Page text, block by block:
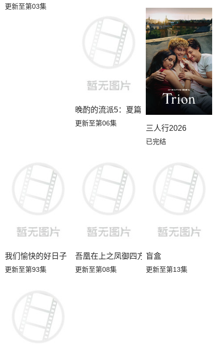
更新至第03集
晚酌的流派5：夏篇
更新至第06集
三人行2026
已完结
我们愉快的好日子
更新至第93集
吾凰在上之凤御四方
更新至第08集
盲盒
更新至第13集